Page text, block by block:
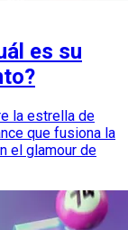
es su
la estrella de
que fusiona la
el glamour de